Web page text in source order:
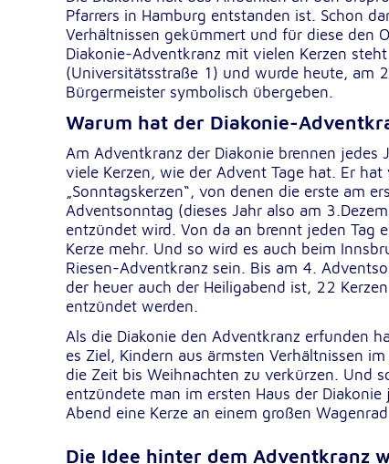
Pfarrers in Hamburg entstanden ist. Schon
Verhältnissen gekümmert und für diese den
Diakonie-Adventkranz mit vielen Kerzen
(Universitätsstraße 1) und wurde heute, am
Bürgermeister symbolisch übergeben.
Warum hat der Diakonie-
Am Adventkranz der Diakonie brennen jedes
viele Kerzen, wie der Advent Tage hat. Er hat
„Sonntagskerzen“, von denen die erste am
Adventsonntag (dieses Jahr also am
entzündet wird. Von da an brennt jeden Tag
Kerze mehr. Und so wird es auch beim
Riesen-Adventkranz sein. Bis am 4.
der heuer auch der Heiligabend ist, 22 Kerzen
entzündet werden.
Als die Diakonie den Adventkranz erfunden
es Ziel, Kindern aus ärmsten Verhältnissen
die Zeit bis Weihnachten zu verkürzen. Und
entzündete man im ersten Haus der Diakonie
Abend eine Kerze an einem großen
Die Idee hinter dem Adventkranz
Google Tag Manager
Anbieter: Google LLC
Externe Dienste
Um Inhalte von Videoplattformen und
anzeigen zu können, werden von diesen externen
Cookies gesetzt.
YouTube
Anbieter: Google LLC
Zweck: Einbinden und Anzeigen von
Google Maps